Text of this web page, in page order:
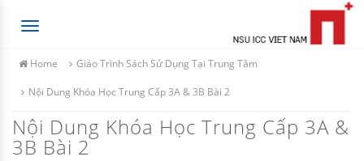
Toggle
Home Giáo Trình Sách Sử Dụng Tại Trung Tâm
Nội Dung Khóa Học Trung Cấp 3A & 3B Bài 2
Nội Dung Khóa Học Trung Cấp 3A &
3B Bài 2